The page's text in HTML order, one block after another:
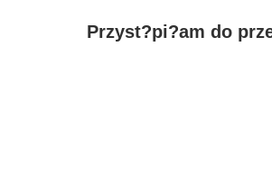
Przyst?pi?am do